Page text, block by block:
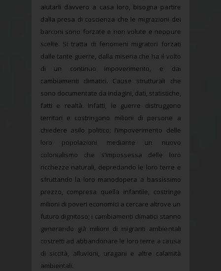
aiutarli davvero a casa loro, bisogna partire
dalla presa di coscienza che le migrazioni dei
barconi sono forzate e non volute e neppure
scelte. Si tratta di fenomeni migratori forzati
dalle tante guerre, dalla miseria che ha il volto
di un continuo impoverimento, e dai
cambiamenti climatici. Cause strutturali che
sono documentate da indagini, dati, statistiche,
fatti e realtà. Infatti, le guerre distruggono
territori e costringono milioni di persone a
chiedere asilo politico; l’impoverimento delle
loro popolazioni mediante un nuovo
colonialismo che s’impossessa delle loro
ricchezze naturali, depredando le loro terre e
sfruttando la loro manodopera a bassissimo
prezzo, compresa quella infantile, costringe
milioni di poveri economici a cercare altrove un
futuro dignitoso; i cambiamenti climatici stanno
generando già milioni di migranti ambientali
costretti ad abbandonare le loro terre a causa
di siccità, alluvioni, uragani e altre calamità
ambientali.